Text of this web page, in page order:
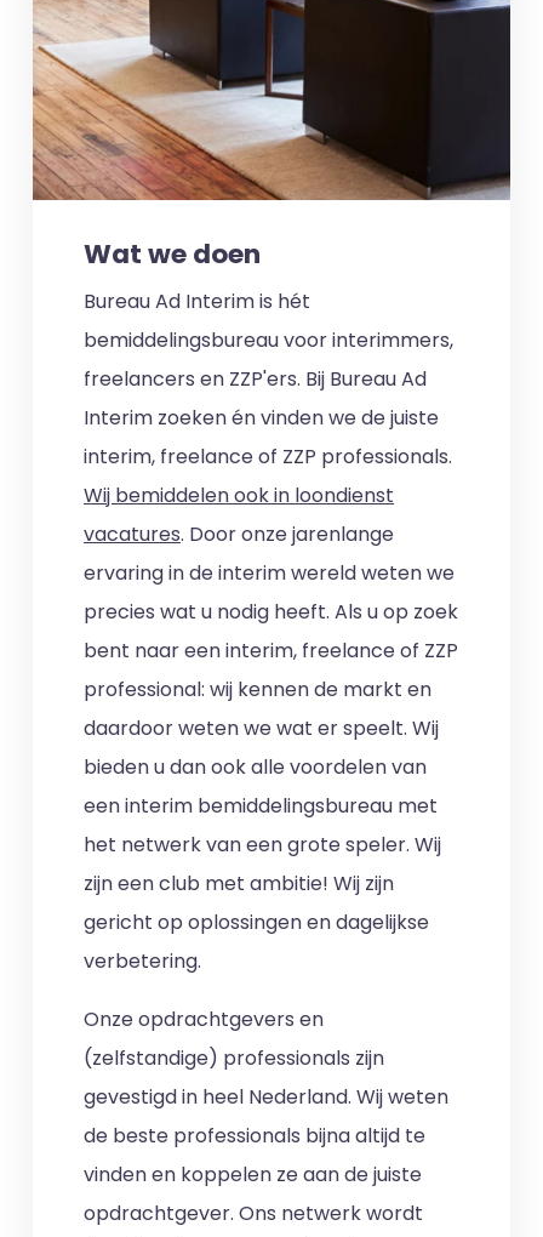
Wat we doen
Bureau Ad Interim is hét
bemiddelingsbureau voor interimmers,
freelancers en ZZP'ers. Bij Bureau Ad
Interim zoeken én vinden we de juiste
interim, freelance of ZZP professionals.
Wij bemiddelen ook in loondienst
vacatures. Door onze jarenlange
ervaring in de interim wereld weten we
precies wat u nodig heeft. Als u op zoek
bent naar een interim, freelance of ZZP
professional: wij kennen de markt en
daardoor weten we wat er speelt. Wij
bieden u dan ook alle voordelen van
een interim bemiddelingsbureau met
het netwerk van een grote speler. Wij
zijn een club met ambitie! Wij zijn
gericht op oplossingen en dagelijkse
verbetering.
Onze opdrachtgevers en
(zelfstandige) professionals zijn
gevestigd in heel Nederland. Wij weten
de beste professionals bijna altijd te
vinden en koppelen ze aan de juiste
opdrachtgever. Ons netwerk wordt